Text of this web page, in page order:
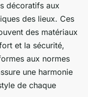
décoratifs aux
des lieux. Ces
des matériaux
et la sécurité,
aux normes
une harmonie
de chaque